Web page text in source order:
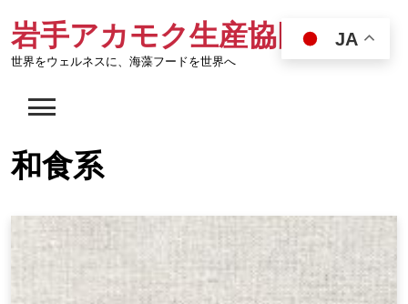
content
岩手アカモク生産協同組合
世界をウェルネスに、海藻フードを世界へ
和食系
JA